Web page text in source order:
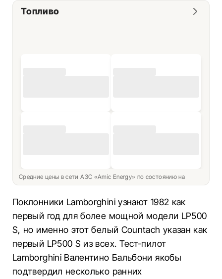
Топливо
Средние цены в сети АЗС «Amic Energy» по состоянию на
Поклонники Lamborghini узнают 1982 как
первый год для более мощной модели LP500
S, но именно этот белый Countach указан как
первый LP500 S из всех. Тест-пилот
Lamborghini Валентино Бальбони якобы
подтвердил несколько ранних